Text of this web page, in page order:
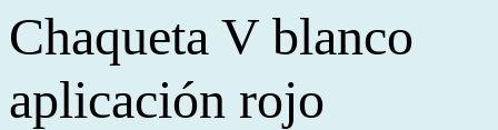
Chaqueta V blanco
aplicación rojo